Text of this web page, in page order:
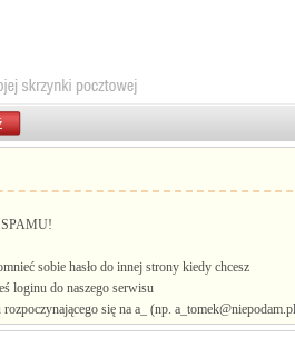
SPAMU!
sobie hasło do innej strony kiedy chcesz
loginu do naszego serwisu
się na a_ (np.